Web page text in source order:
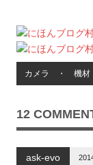
T
i
e
r
有
(
新
し
ウ
ィ
o
で
有
す
る
ク
リ
ッ
ク
く
カメラ ・ 機材
12
ask-evo